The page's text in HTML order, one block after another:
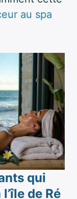
au spa
qui
de Ré